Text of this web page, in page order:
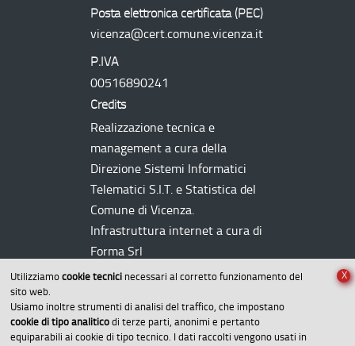
Utilizziamo cookie tecnici necessari al corretto funzionamento del
sito web.
Usiamo inoltre strumenti di analisi del traffico, che impostano
cookie di tipo analitico di terze parti, anonimi e pertanto
equiparabili ai cookie di tipo tecnico. I dati raccolti vengono usati in
X
Posta elettronica certificata (PEC)
vicenza@cert.comune.vicenza.it
P.IVA
00516890241
Credits
Realizzazione tecnica e
management a cura della
Direzione Sistemi Informatici
Telematici S.I.T. e Statistica del
Comune di Vicenza.
Infrastruttura internet a cura di
Forma Srl